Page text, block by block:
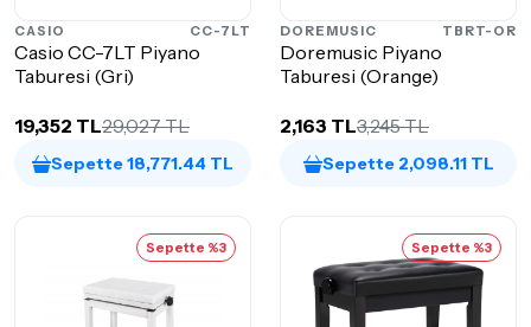
CASIO CC-7LT
Casio CC-7LT Piyano
Taburesi (Gri)
19,352 TL29,027 TL
Sepette 18,771.44 TL
DOREMUSIC TBRT-OR
Doremusic Piyano
Taburesi (Orange)
2,163 TL3,245 TL
Sepette 2,098.11 TL
Sepette %3 Sepette %3